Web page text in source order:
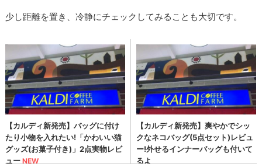
少し距離を置き、冷静にチェックしてみることも大切です。